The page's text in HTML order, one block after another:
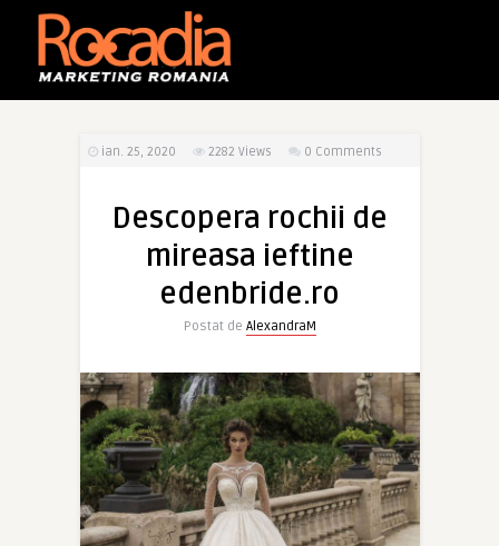
ian. 25, 2020 2282 Views 0 Comments
Descopera rochii de
mireasa ieftine
edenbride.ro
Postat de AlexandraM